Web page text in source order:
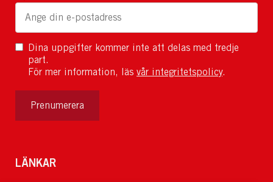
Dina uppgifter kommer inte att delas med tredje
part.
För mer information, läs vår integritetspolicy.
Prenumerera
LÄNKAR